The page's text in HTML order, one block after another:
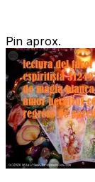
Pin aprox.